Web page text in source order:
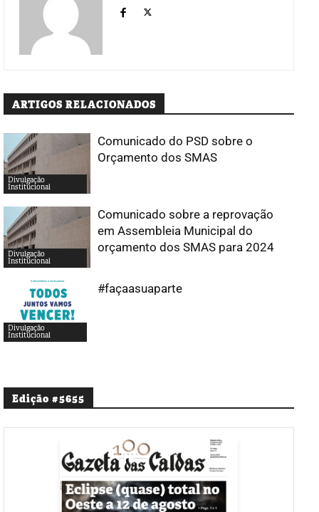
ARTIGOS RELACIONADOS
Divulgação
Institucional
Comunicado do PSD sobre o
Orçamento dos SMAS
Divulgação
Institucional
Comunicado sobre a reprovação
em Assembleia Municipal do
orçamento dos SMAS para 2024
Divulgação
Institucional
#façaasuaparte
Edição #5655